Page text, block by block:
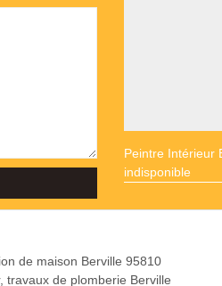
Peintre Intérieur
indisponible
de maison Berville 95810
travaux de plomberie Berville